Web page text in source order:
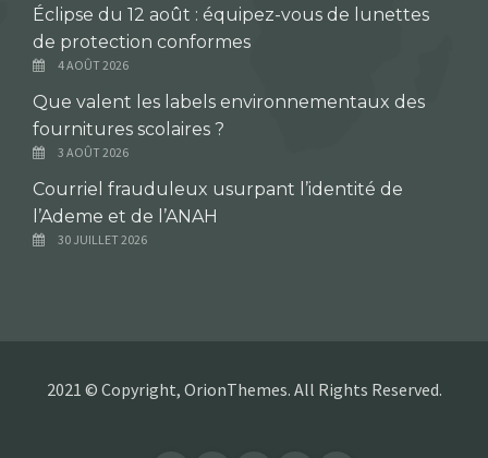
Éclipse du 12 août : équipez-vous de lunettes
de protection conformes
4 AOÛT 2026
Que valent les labels environnementaux des
fournitures scolaires ?
3 AOÛT 2026
Courriel frauduleux usurpant l’identité de
l’Ademe et de l’ANAH
30 JUILLET 2026
2021 © Copyright, OrionThemes. All Rights Reserved.